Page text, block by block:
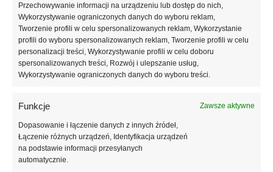
Przechowywanie informacji na urządzeniu lub dostęp do nich,
Wykorzystywanie ograniczonych danych do wyboru reklam,
Tworzenie profili w celu spersonalizowanych reklam, Wykorzystanie
profili do wyboru spersonalizowanych reklam, Tworzenie profili w celu
personalizacji treści, Wykorzystywanie profili w celu doboru
spersonalizowanych treści, Rozwój i ulepszanie usług,
Wykorzystywanie ograniczonych danych do wyboru treści.
Funkcje Zawsze aktywne
Dopasowanie i łączenie danych z innych źródeł,
Łączenie różnych urządzeń, Identyfikacja urządzeń
na podstawie informacji przesyłanych
automatycznie.
drugą linię kleju nałożyć na środku płyty, równolegle do dłuższej
krawędzi (odległość pomiędzy liniami kleju ~25 cm). Po nałożeniu
kleju na płytę zaczekać 2 minuty i przycisnąć ją do ściany.
Położenie przyklejonej płyty można skorygować w ciągu 5 minut.
Należy pamiętać, że stosowanie kleju nie zwalnia z konieczności
mocowanie. Ilość wypływającej piany regulujemy za pomocą
spustu pistoletu i śruby regulacyjnej w pistolecie. Podczas
nakładania piany warstwowo należy lekko zwilżyć każdą warstwę
przed nałożeniem kolejnej. Nieutwardzoną pianę można usunąć
za pomocą acetonu. Utwardzoną pianę usunąć mechanicznie (np.